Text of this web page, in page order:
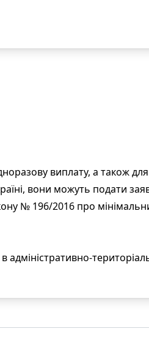
виплату, а також
вони можуть подати
№ 196/2016 про